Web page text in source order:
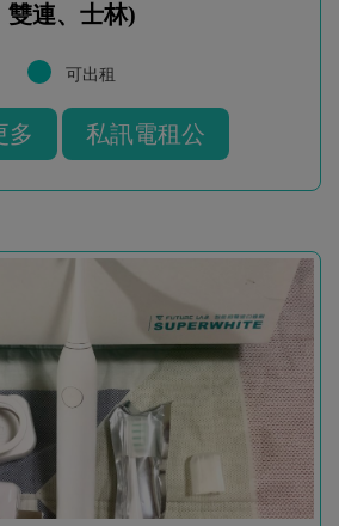
雙連、士林)
可出租
多 私訊電租公